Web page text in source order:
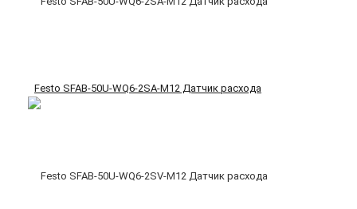
Festo SFAB-50U-WQ6-2SA-M12 Датчик расхода